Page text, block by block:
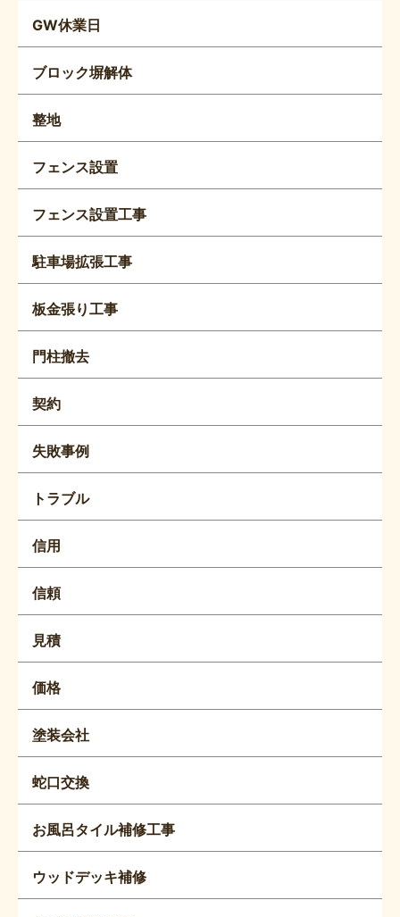
GW休業日
ブロック塀解体
整地
フェンス設置
フェンス設置工事
駐車場拡張工事
板金張り工事
門柱撤去
契約
失敗事例
トラブル
信用
信頼
見積
価格
塗装会社
蛇口交換
お風呂タイル補修工事
ウッドデッキ補修